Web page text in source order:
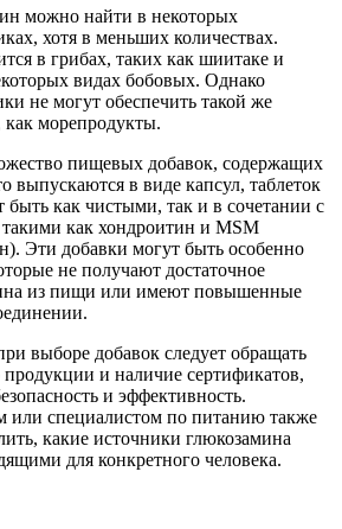
можно найти в некоторых
хотя в меньших количествах.
в грибах, таких как шиитаке и
видах бобовых. Однако
не могут обеспечить такой же
как морепродукты.
пищевых добавок, содержащих
выпускаются в виде капсул, таблеток
как чистыми, так и в сочетании с
как хондроитин и MSM
Эти добавки могут быть особенно
не получают достаточное
из пищи или имеют повышенные
выборе добавок следует обращать
и наличие сертификатов,
и эффективность.
или специалистом по питанию также
какие источники глюкозамина
для конкретного человека.